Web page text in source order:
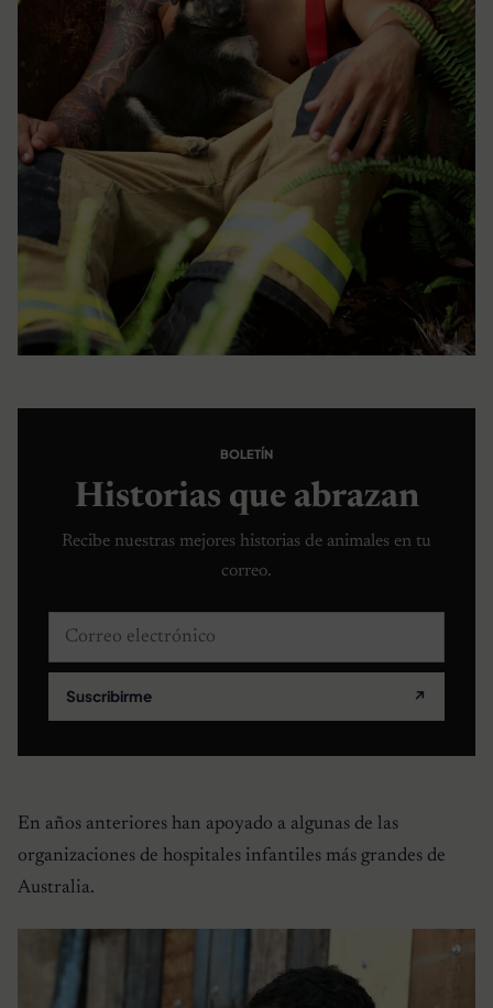
BOLETÍN
Historias que abrazan
Recibe nuestras mejores historias de animales en tu
correo.
Correo electrónico
Suscribirme ↗
En años anteriores han apoyado a algunas de las
organizaciones de hospitales infantiles más grandes de
Australia.